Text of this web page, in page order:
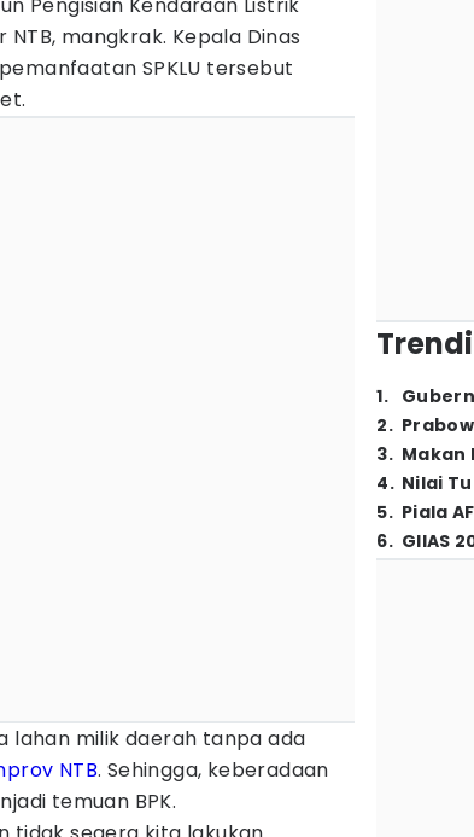
NTB, mangkrak. Kepala Dinas
SPKLU tersebut
lahan milik daerah tanpa ada
NTB. Sehingga, keberadaan
temuan BPK.
1.
2.
3. Makan
4. Nilai
5. Piala
6. GIIAS